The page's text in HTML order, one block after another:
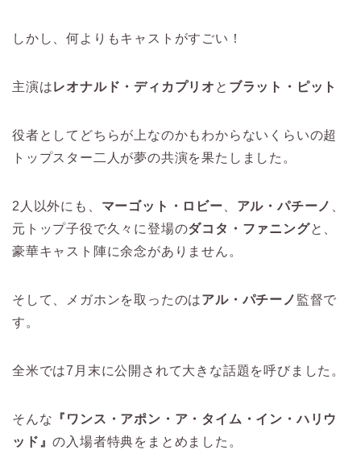
しかし、何よりもキャストがすごい！
主演はレオナルド・ディカプリオ と ブラット・ピット
役者としてどちらが上なのかもわからないくらいの超
トップスター二人が夢の共演を果たしました。
2人以外にも、 マーゴット・ロビー アル・パチーノ
元トップ子役で久々に登場のダコタ・ファニングと、
豪華キャスト陣に余念がありません。
そして、メガホンを取ったのはアル・パチーノ 監督で
す。
全米では7月末に公開されて大きな話題を呼びました。
そんな 『ワンス・アポン・ア・タイム・イン・ハリウ
ッド』の入場者特典をまとめました。